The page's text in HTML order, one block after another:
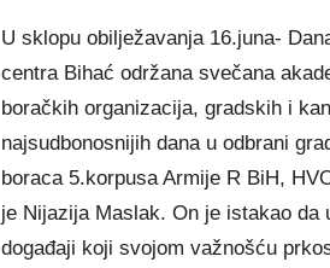
.
n
e
t
U sklopu obilježavanja 16.juna-
centra Bihać održana svečana
boračkih organizacija, gradskih i
najsudbonosnijih dana u odbrani
boraca 5.korpusa Armije R BiH,
je Nijazija Maslak. On je istakao
događaji koji svojom važnošću